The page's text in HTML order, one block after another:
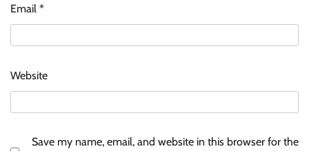
Email *
Website
Save my name, email, and website in this browser for the